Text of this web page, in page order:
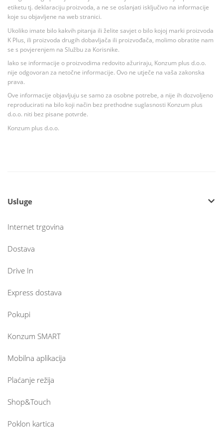
etiketu tj. deklaraciju proizvoda, a ne se oslanjati isključivo na informacije
koje su objavljene na web stranici.
Ukoliko imate bilo kakvih pitanja ili želite savjet o bilo kojoj marki proizvoda
K Plus, ili proizvoda drugih dobavljača ili proizvođača, molimo obratite nam
se s povjerenjem na Službu za Korisnike.
Iako se informacije o proizvodima redovito ažuriraju, Konzum plus d.o.o.
nije odgovoran za netočne informacije. Ovo ne utječe na vaša zakonska
prava.
Ove informacije objavljuju se samo za osobne potrebe, a nije ih dozvoljeno
reproducirati na bilo koji način bez prethodne suglasnosti Konzum plus
d.o.o. niti bez pisane potvrde.
Konzum plus d.o.o.
Usluge
Internet trgovina
Dostava
Drive In
Express dostava
Pokupi
Konzum SMART
Mobilna aplikacija
Plaćanje režija
Shop&Touch
Poklon kartica